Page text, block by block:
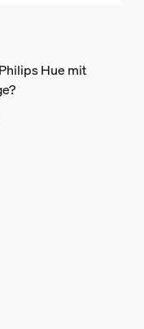
Hue mit